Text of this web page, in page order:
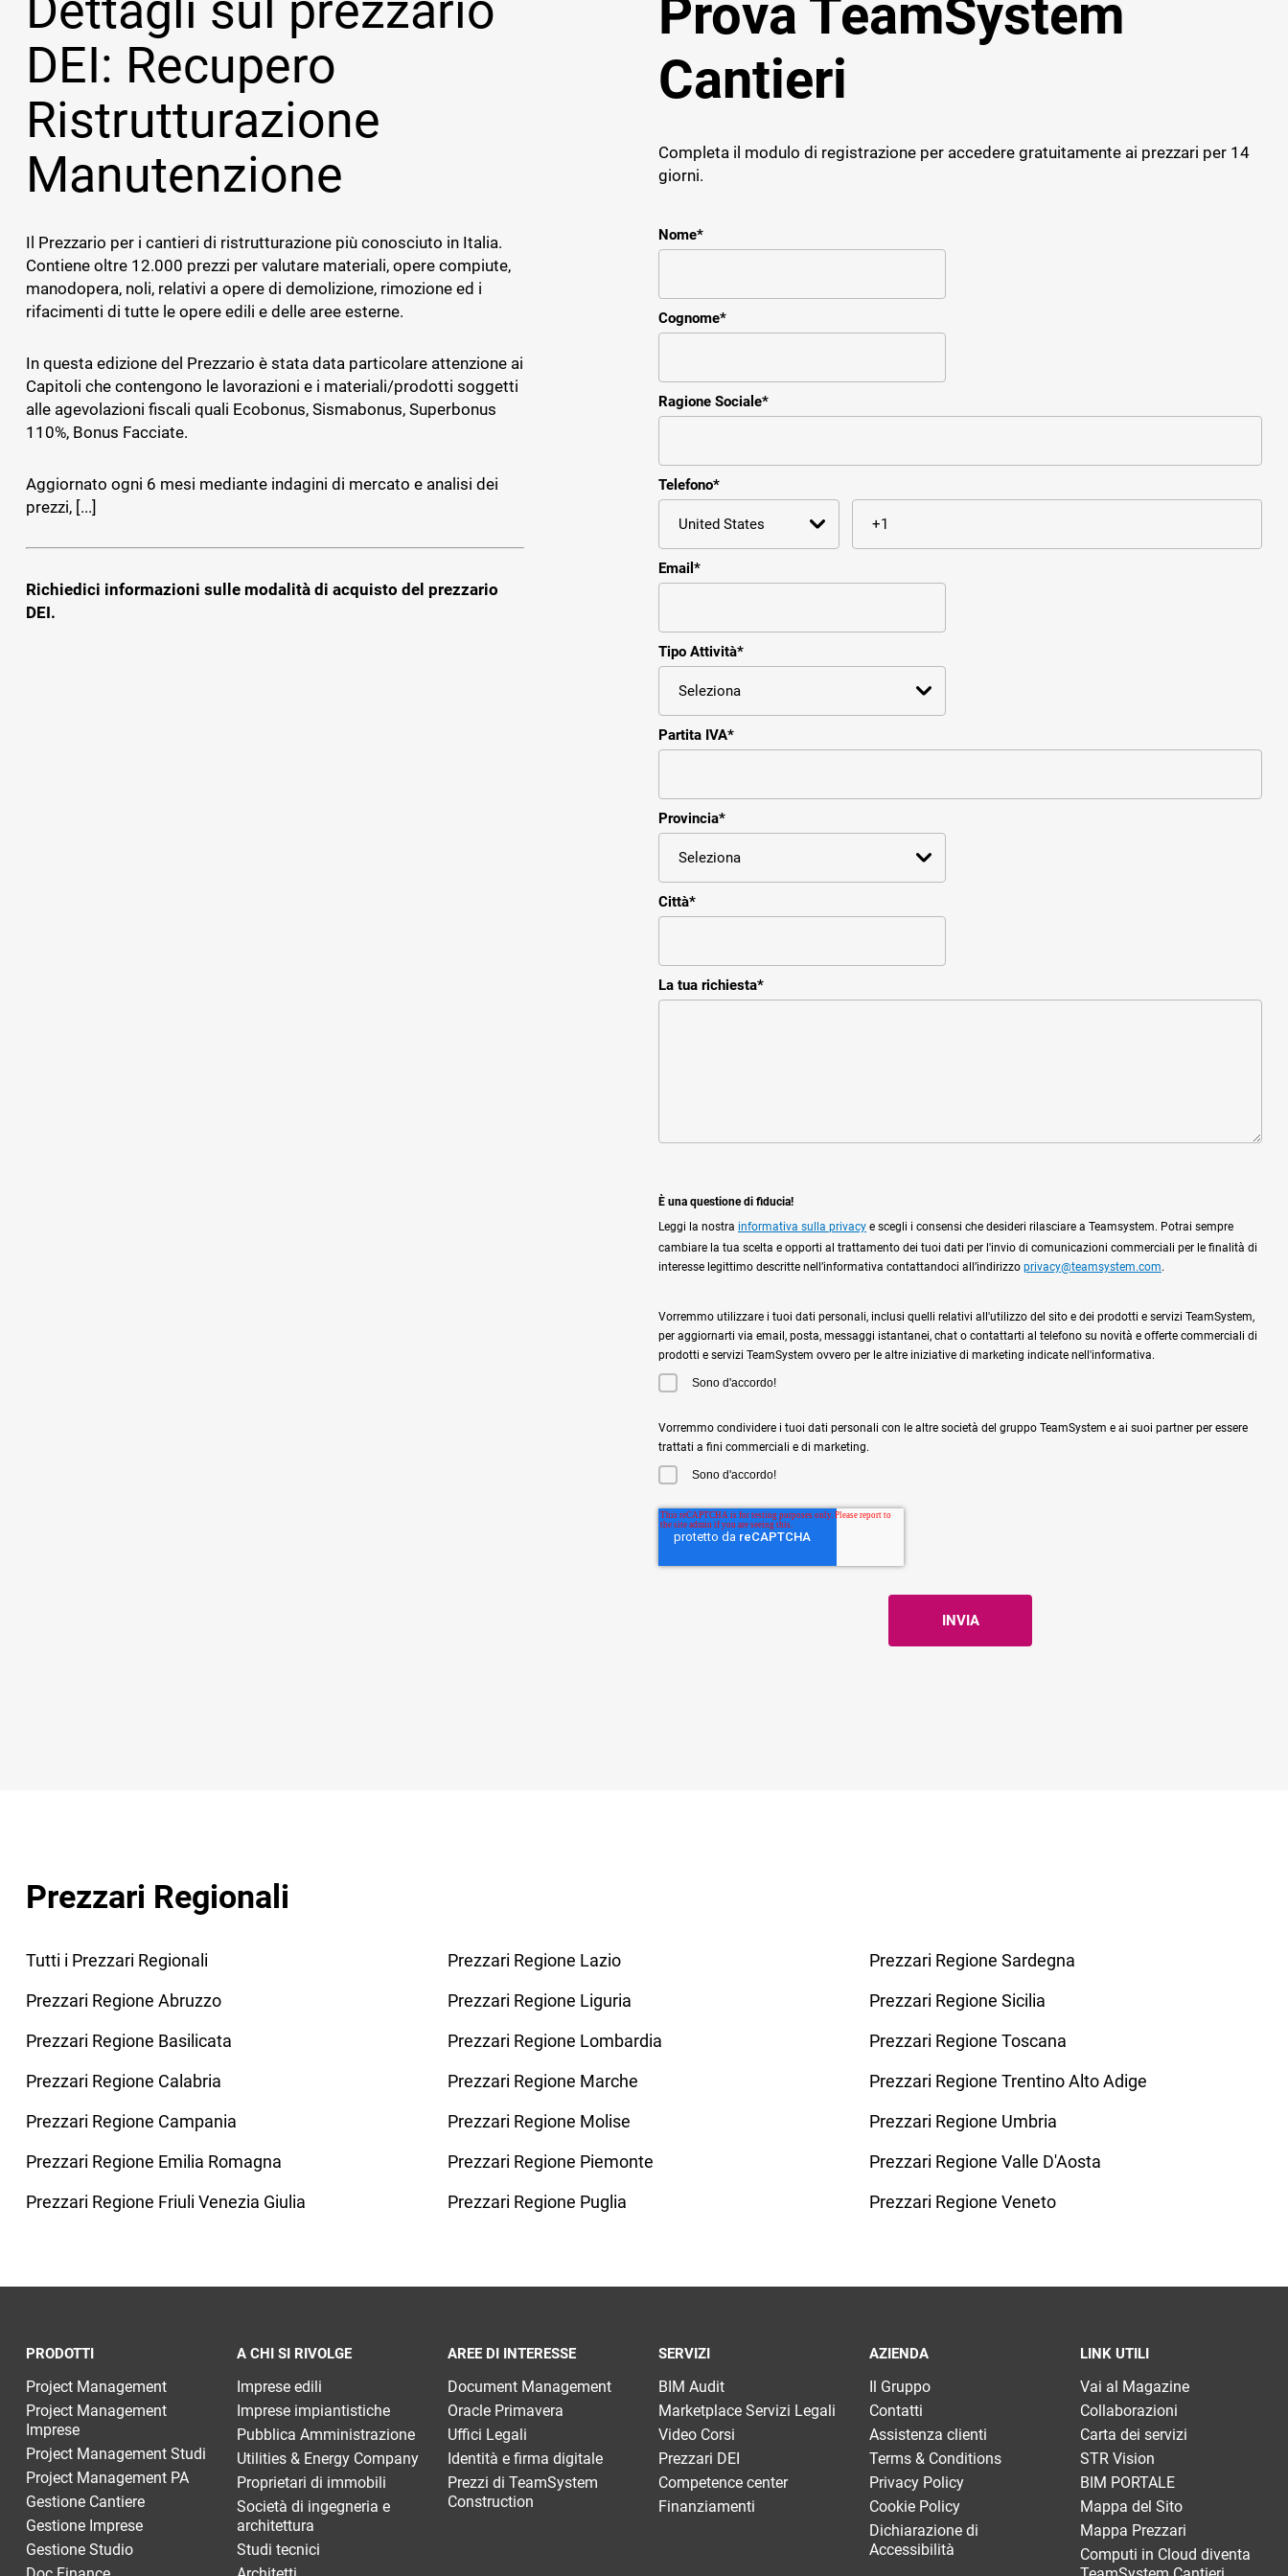
dipendenti
TS Safety&Compliance
Sicurezza, compliance e badge digitale
di cantiere
IMPIANTISTICHE
Gestionale per il service e assistenza
Software giornale dei Lavori
Progettazione strutturale
Cybersecurity
DEI: Recupero
Ristrutturazione
Manutenzione
Il Prezzario per i cantieri di ristrutturazione più conosciuto in Italia.
Contiene oltre 12.000 prezzi per valutare materiali, opere compiute,
manodopera, noli, relativi a opere di demolizione, rimozione ed i
rifacimenti di tutte le opere edili e delle aree esterne.
In questa edizione del Prezzario è stata data particolare attenzione ai
Capitoli che contengono le lavorazioni e i materiali/prodotti soggetti
alle agevolazioni fiscali quali Ecobonus, Sismabonus, Superbonus
110%, Bonus Facciate.
Aggiornato ogni 6 mesi mediante indagini di mercato e analisi dei
prezzi, [...]
Richiedici informazioni sulle modalità di acquisto del prezzario
DEI.
Prova TeamSystem
Cantieri
Completa il modulo di registrazione per accedere gratuitamente ai prezzari per 14
giorni.
Nome*
Cognome*
Ragione Sociale*
Telefono*
Email *
Tipo Attività*
Partita IVA*
Provincia*
Città*
La tua richiesta*
È una questione di fiducia!
Leggi la nostra informativa sulla privacy e scegli i consensi che desideri rilasciare a Teamsystem. Potrai sempre
cambiare la tua scelta e opporti al trattamento dei tuoi dati per l'invio di comunicazioni commerciali per le finalità di
interesse legittimo descritte nell’informativa contattandoci all’indirizzo privacy@teamsystem.com.
Vorremmo utilizzare i tuoi dati personali, inclusi quelli relativi all'utilizzo del sito e dei prodotti e servizi TeamSystem,
per aggiornarti via email, posta, messaggi istantanei, chat o contattarti al telefono su novità e offerte commerciali di
prodotti e servizi TeamSystem ovvero per le altre iniziative di marketing indicate nell'informativa.
Sono d'accordo!
Vorremmo condividere i tuoi dati personali con le altre società del gruppo TeamSystem e ai suoi partner per essere
trattati a fini commerciali e di marketing.
Sono d'accordo!
Prezzari Regionali
Tutti i Prezzari Regionali
Prezzari Regione Abruzzo
Prezzari Regione Basilicata
Prezzari Regione Calabria
Prezzari Regione Campania
Prezzari Regione Emilia Romagna
Prezzari Regione Friuli Venezia Giulia
Prezzari Regione Lazio
Prezzari Regione Liguria
Prezzari Regione Lombardia
Prezzari Regione Marche
Prezzari Regione Molise
Prezzari Regione Piemonte
Prezzari Regione Puglia
Prezzari Regione Sardegna
Prezzari Regione Sicilia
Prezzari Regione Toscana
Prezzari Regione Trentino Alto Adige
Prezzari Regione Umbria
Prezzari Regione Valle D'Aosta
Prezzari Regione Veneto
PRODOTTI
Project Management
Project Management
Imprese
Project Management Studi
Project Management PA
Gestione Cantiere
Gestione Imprese
Gestione Studio
A CHI SI RIVOLGE
Imprese edili
Imprese impiantistiche
Pubblica Amministrazione
Utilities & Energy Company
Proprietari di immobili
Società di ingegneria e
architettura
Studi tecnici
AREE DI INTERESSE
Document Management
Oracle Primavera
Uffici Legali
Identità e firma digitale
Prezzi di TeamSystem
Construction
SERVIZI
BIM Audit
Marketplace Servizi Legali
Video Corsi
Prezzari DEI
Competence center
Finanziamenti
AZIENDA
Il Gruppo
Contatti
Assistenza clienti
Terms & Conditions
Privacy Policy
Cookie Policy
Dichiarazione di
Accessibilità
LINK UTILI
Vai al Magazine
Collaborazioni
Carta dei servizi
STR Vision
BIM PORTALE
Mappa del Sito
Mappa Prezzari
Computi in Cloud diventa